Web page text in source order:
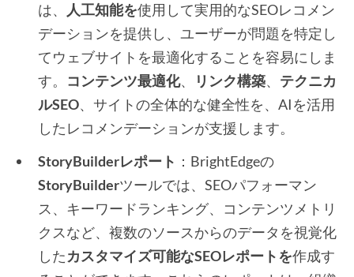
は、
人工知能を使用して実用的なSEOレコメン
デーションを提供し、ユーザーが問題を特定し
てウェブサイトを最適化することを容易にしま
す。 コンテンツ最適化、 リンク構築、 テクニカ
ルSEO、サイトの全体的な健全性を、AIを活用
したレコメンデーションが支援します。
StoryBuilderレポート ：BrightEdgeの
StoryBuilderツールでは、SEOパフォーマン
ス、キーワードランキング、コンテンツメトリ
クスなど、複数のソースからのデータを視覚化
したカスタマイズ可能なSEOレポートを作成す